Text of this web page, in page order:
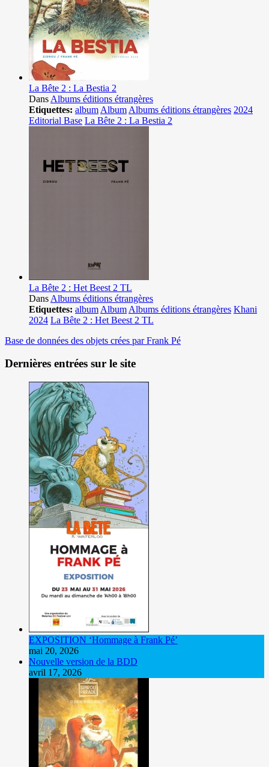
La Bête 2 : La Bestia 2
Dans Albums éditions étrangères
Etiquettes: album Album Albums éditions étrangères 2024
Editorial Base La Bête 2 : La Bestia 2
La Bête 2 : Het Beest 2 TL
Dans Albums éditions étrangères
Etiquettes: album Album Albums éditions étrangères Khani
2024 La Bête 2 : Het Beest 2 TL
Base de données des objets crées par Frank Pé
Dernières entrées sur le site
EXPOSITION ‘Hommage à Frank Pé’
mai 20, 2026
Nouvelle version de la BDD
avril 17, 2026